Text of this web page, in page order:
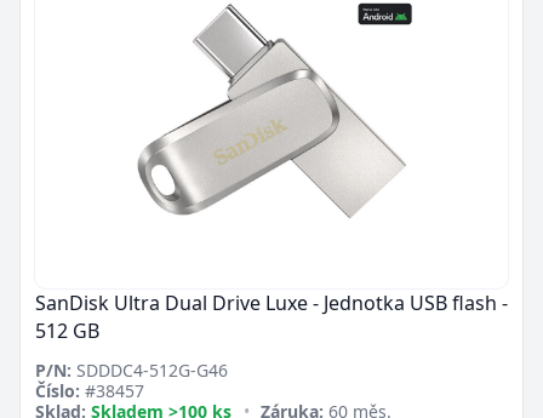
SanDisk Ultra Dual Drive Luxe - Jednotka USB flash -
512 GB
P/N: SDDDC4-512G-G46
Číslo: #38457
Sklad: Skladem >100 ks • Záruka: 60 měs.